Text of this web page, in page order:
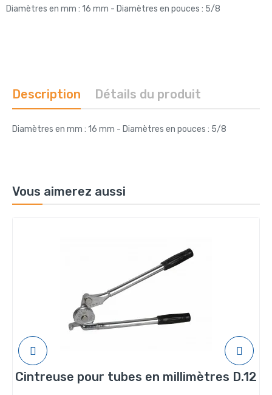
Diamètres en mm : 16 mm - Diamètres en pouces : 5/8
Description Détails du produit
Diamètres en mm : 16 mm - Diamètres en pouces : 5/8
Vous aimerez aussi
Cintreuse pour tubes en millimètres D.12